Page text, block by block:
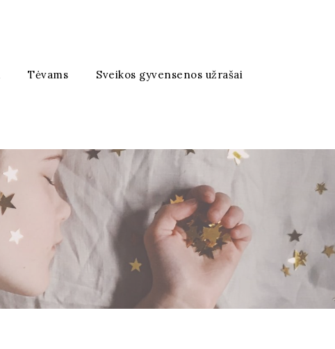
Tėvams Sveikos gyvensenos užrašai